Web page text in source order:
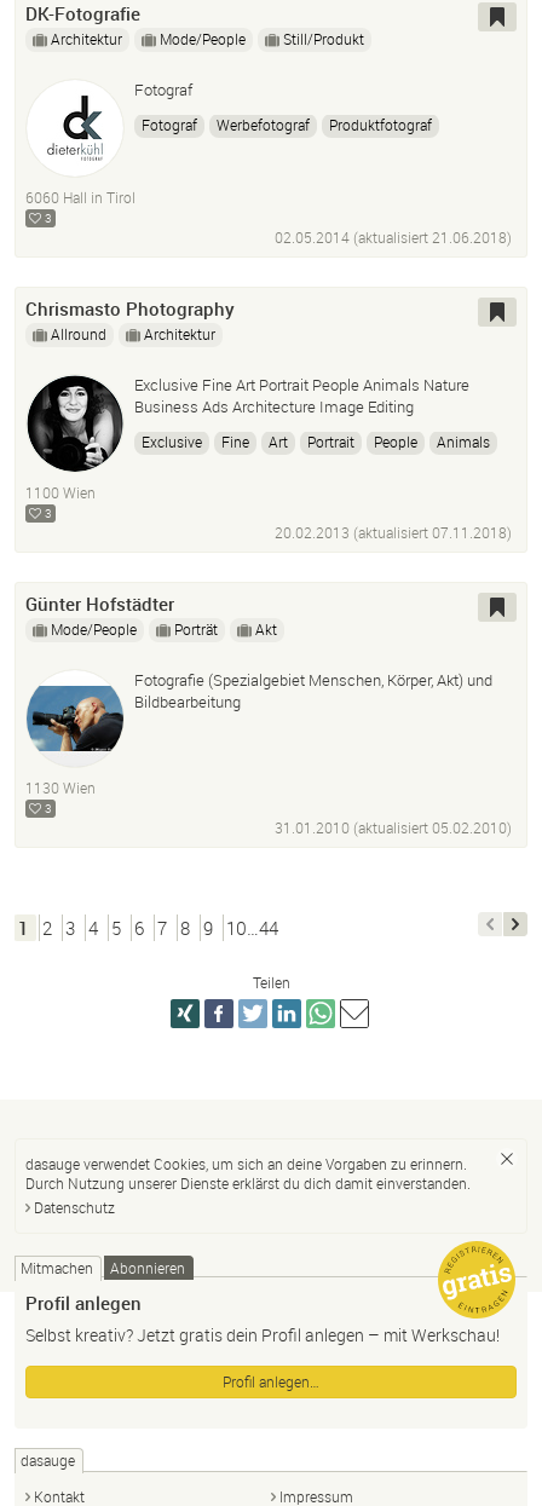
DK-Fotografie
Architektur Mode/People Still/Produkt
Fotograf
Fotograf Werbefotograf
Produktfotograf
6060 Hall in Tirol
3
02.05.2014 (aktualisiert21.06.2018)
Chrismasto Photography
Allround Architektur
Exclusive Fine Art Portrait People Animals Nature
Business Ads Architecture Image Editing
Exclusive Fine Art Portrait People
Animals
1100 Wien
3
20.02.2013 (aktualisiert07.11.2018)
Günter Hofstädter
Mode/People Porträt Akt
Fotografie (Spezialgebiet Menschen, Körper, Akt) und
Bildbearbeitung
1130 Wien
3
31.01.2010 (aktualisiert05.02.2010)
1 2 3 4 5 6 7 8 9 10…44
Teilen
dasauge verwendet Cookies, um sich an deine Vorgaben zu erinnern.
Durch Nutzung unserer Dienste erklärst du dich damit einverstanden.
Datenschutz
Mitmachen Abonnieren
Profil anlegen
Selbst kreativ? Jetzt gratis dein Profil anlegen – mit Werkschau!
Profil anlegen…
dasauge
Kontakt
Impressum